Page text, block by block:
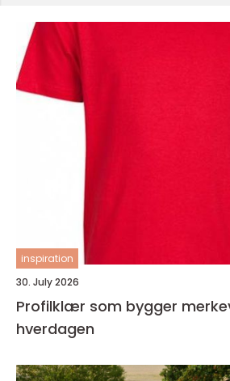
inspiration
30. July 2026
Profilklær som bygger
hverdagen